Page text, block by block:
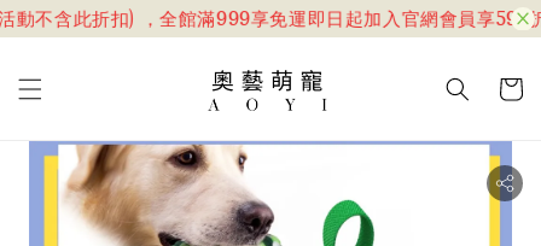
不含此折扣) ，全館滿999享免運即日起加入官網會員享599